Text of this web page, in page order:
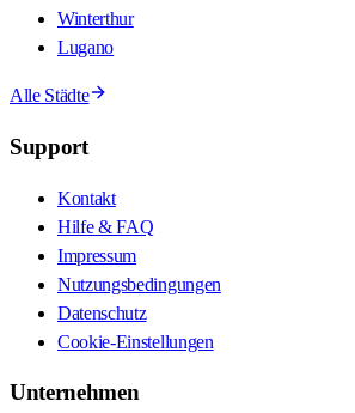
Winterthur
Lugano
Alle Städte
Support
Kontakt
Hilfe & FAQ
Impressum
Nutzungsbedingungen
Datenschutz
Cookie-Einstellungen
Unternehmen